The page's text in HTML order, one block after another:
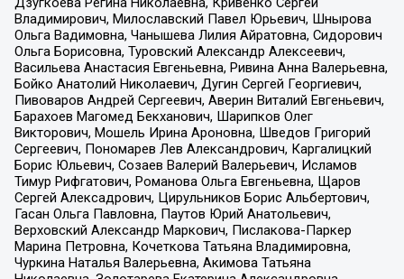
Владимирович, Милославский Павел Юрьевич, Шнырова
Ольга Вадимовна, Чанышева Лилия Айратовна, Сидорович
Ольга Борисовна, Туровский Александр Алексеевич,
Васильева Анастасия Евгеньевна, Ривина Анна Валерьевна,
Бойко Анатолий Николаевич, Дугин Сергей Георгиевич,
Пивоваров Андрей Сергеевич, Аверин Виталий Евгеньевич,
Барахоев Магомед Бекханович, Шарипков Олег
Викторович, Мошель Ирина Ароновна, Шведов Григорий
Сергеевич, Пономарев Лев Александрович, Каргалицкий
Борис Юльевич, Созаев Валерий Валерьевич, Исламов
Тимур Рифгатович, Романова Ольга Евгеньевна, Щаров
Сергей Алексадрович, Цирульников Борис Альбертович,
Гасан Ольга Павловна, Паутов Юрий Анатольевич,
Верховский Александр Маркович, Пислакова-Паркер
Марина Петровна, Кочеткова Татьяна Владимировна,
Чуркина Наталья Валерьевна, Акимова Татьяна